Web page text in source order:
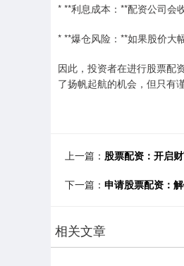
* **利息成本：**配资公司会
* **爆仓风险：**如果股价大
因此，投资者在进行股票配
了扬帆起航的机会，但只有
上一篇： 股票配资：开启
下一篇： 申请股票配资：
相关文章